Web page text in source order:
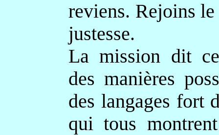
reviens. Rejoins
justesse.
La mission dit
des manières
des langages fort
qui tous